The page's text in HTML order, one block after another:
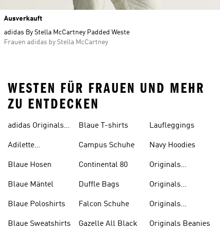
Ausverkauft
adidas By Stella McCartney Padded Weste
Frauen adidas by Stella McCartney
WESTEN FÜR FRAUEN UND MEHR
ZU ENTDECKEN
adidas Originals
Adilette
Blaue Hosen
Blaue Mäntel
Blaue Poloshirts
Blaue Sweatshirts
Blaue T-shirts
Campus Schuhe
Continental 80
Duffle Bags
Falcon Schuhe
Gazelle All Black
Laufleggings
Navy Hoodies
Originals
Originals
Originals
Oberteile
Originals Beanies